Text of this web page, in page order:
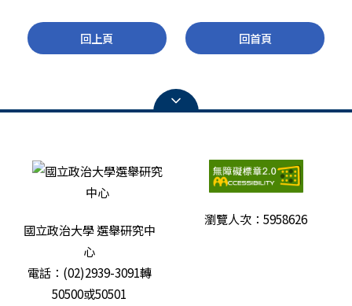
回上頁 回首頁
國立政治大學 選舉研究中
心
電話：(02)2939-3091轉
50500或50501
瀏覽人次：5958626